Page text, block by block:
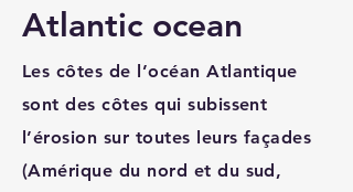
Atlantic ocean
Les côtes de l’océan Atlantique
sont des côtes qui subissent
l’érosion sur toutes leurs façades
(Amérique du nord et du sud,